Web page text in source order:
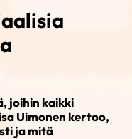
joihin kaikki
Uimonen kertoo,
ja mitä